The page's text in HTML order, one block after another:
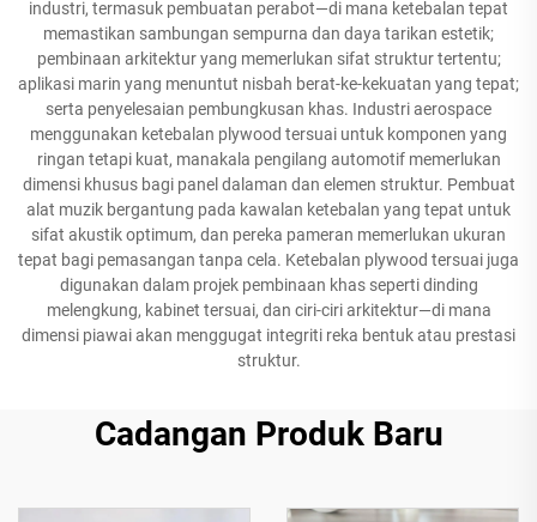
industri, termasuk pembuatan perabot—di mana ketebalan tepat
memastikan sambungan sempurna dan daya tarikan estetik;
pembinaan arkitektur yang memerlukan sifat struktur tertentu;
aplikasi marin yang menuntut nisbah berat-ke-kekuatan yang tepat;
serta penyelesaian pembungkusan khas. Industri aerospace
menggunakan ketebalan plywood tersuai untuk komponen yang
ringan tetapi kuat, manakala pengilang automotif memerlukan
dimensi khusus bagi panel dalaman dan elemen struktur. Pembuat
alat muzik bergantung pada kawalan ketebalan yang tepat untuk
sifat akustik optimum, dan pereka pameran memerlukan ukuran
tepat bagi pemasangan tanpa cela. Ketebalan plywood tersuai juga
digunakan dalam projek pembinaan khas seperti dinding
melengkung, kabinet tersuai, dan ciri-ciri arkitektur—di mana
dimensi piawai akan menggugat integriti reka bentuk atau prestasi
struktur.
Cadangan Produk Baru